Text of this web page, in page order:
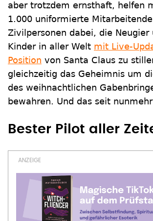
aber trotzdem ernsthaft, helfen
1.000 uniformierte
Zivilpersonen dabei, die Neugier
Kinder in aller Welt mit Live-
Position von Santa Claus zu
gleichzeitig das Geheimnis um
des weihnachtlichen
bewahren. Und das seit
Bester Pilot aller